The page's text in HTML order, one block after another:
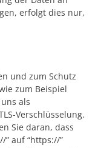
erfolgt dies nur,
und zum Schutz
zum Beispiel
als
Verschlüsselung.
Sie daran, dass
” auf “https://”